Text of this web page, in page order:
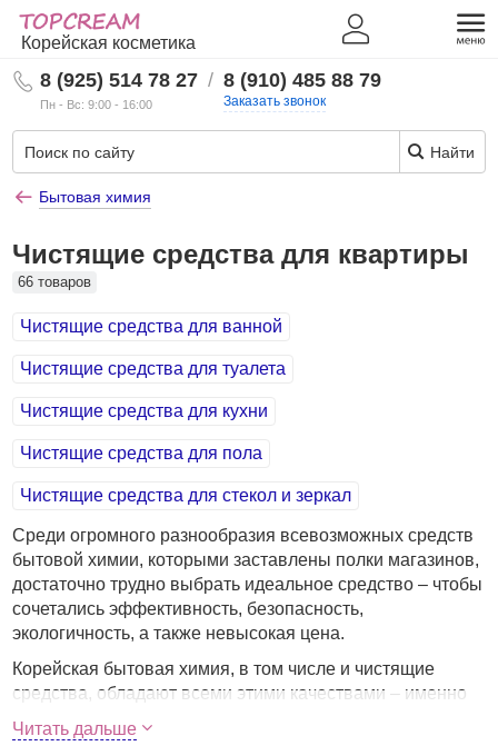
Корейская косметика
8 (925) 514 78 27
Пн - Вс: 9:00 - 16:00
/ 8 (910) 485 88 79
Заказать звонок
Найти
Бытовая химия
Чистящие средства для квартиры
66 товаров
Чистящие средства для ванной
Чистящие средства для туалета
Чистящие средства для кухни
Чистящие средства для пола
Чистящие средства для стекол и зеркал
Среди огромного разнообразия всевозможных средств
бытовой химии, которыми заставлены полки магазинов,
достаточно трудно выбрать идеальное средство – чтобы
сочетались эффективность, безопасность,
экологичность, а также невысокая цена.
Корейская бытовая химия, в том числе и чистящие
средства, обладают всеми этими качествами – именно
за это они и ценятся далеко за пределами места
изготовления, то есть, во всем мире. Российские
Читать дальше